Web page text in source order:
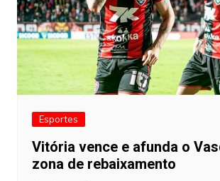
Esportes
Vitória vence e afunda o
zona de rebaixamento